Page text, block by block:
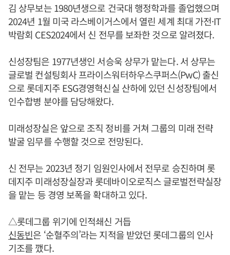
김 상무보는 1980년생으로 건국대 행정학과를 졸업했으며
2024년 1월 미국 라스베이거스에서 열린 세계 최대 가전·IT
박람회 CES2024에서 신 전무를 보좌한 것으로 알려졌다.
신성장팀은 1977년생인 서승욱 상무가 맡는다. 서 상무는
글로벌 컨설팅회사 프라이스워터하우스쿠퍼스(PwC) 출신
으로 롯데지주 ESG경영혁신실 산하에 있던 신성장팀에서
인수합병 분야를 담당해왔다.
미래성장실은 앞으로 조직 정비를 거쳐 그룹의 미래 전략
발굴 임무를 수행할 것으로 전망된다.
신 전무는 2023년 정기 임원인사에서 전무로 승진하며 롯
데지주 미래성장실장과 롯데바이오로직스 글로벌전략실장
을 맡는 등 경영 보폭을 확대하고 있다.
△롯데그룹 위기에 인적쇄신 거듭
신동빈은 ‘순혈주의’라는 지적을 받았던 롯데그룹의 인사
기조를 깼다.